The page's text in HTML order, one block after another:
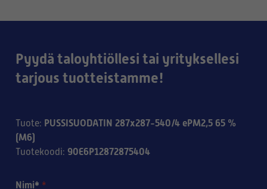
Pyydä taloyhtiöllesi tai yrityksellesi
tarjous tuotteistamme!
Tuote: PUSSISUODATIN 287x287-540/4 ePM2,5 65 %
(M6)
Tuotekoodi: 90E6P12872875404
Nimi* *